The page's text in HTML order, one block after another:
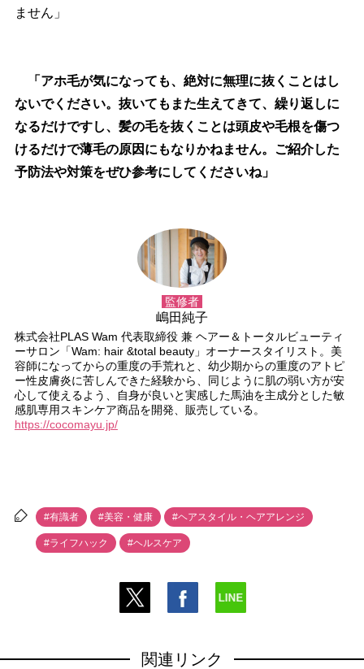
ません」
「アホ毛が気になっても、絶対に無理に抜くことはし
ないでください。抜いてもまた生えてきて、繰り返しに
なるだけですし、髪の毛を抜くことは頭皮や毛根を傷つ
けるだけで薄毛の原因にもなりかねません。ご紹介した
予防法や対策をぜひ参考にしてくださいね」
監修者
嶋田純子
株式会社PLAS Wam 代表取締役 兼 ヘアー＆トータルビューティ
ーサロン「Wam: hair &total beauty」オーナースタイリスト。美
容師になってからの重度の手荒れと、幼少期からの重度のアトピ
ー性皮膚炎に苦しんできた経験から、同じように肌の弱い方が安
心して使えるよう、自身が良いと実感した馬油を主成分とした敏
感肌専用スキンケア商品を開発、販売している。
https://cocomayu.jp/
#有識者 #美容・健康 #ヘアスタイル・ヘアアレンジ
#ライフハック #ヘルスケア
関連リンク